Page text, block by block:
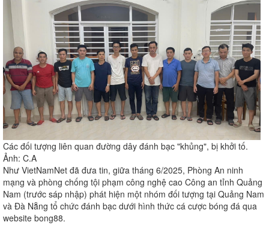
Các đối tượng liên quan đường dây đánh bạc "khủng", bị khởi tố.
Ảnh: C.A
Như VietNamNet đã đưa tin, giữa tháng 6/2025, Phòng An ninh
mạng và phòng chống tội phạm công nghệ cao Công an tỉnh Quảng
Nam (trước sáp nhập) phát hiện một nhóm đối tượng tại Quảng Nam
và Đà Nẵng tổ chức đánh bạc dưới hình thức cá cược bóng đá qua
website bong88.